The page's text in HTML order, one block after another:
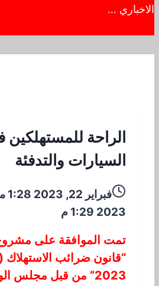
الاخباري …
الراحة
السيارات والتدفئة
فبراير 22, 2023 1:28 م
2023 1:29 م
تمت الموافقة على
“قانون ضرائب الاستهلاك
2023” من قبل مجلس